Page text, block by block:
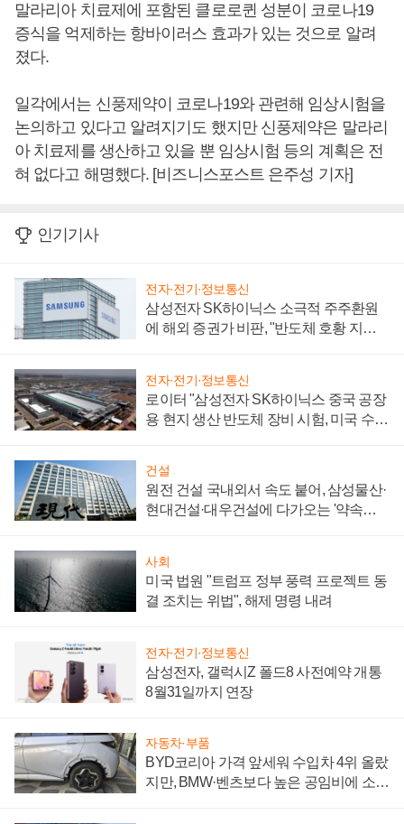
말라리아 치료제에 포함된 클로로퀸 성분이 코로나19
증식을 억제하는 항바이러스 효과가 있는 것으로 알려
졌다.
일각에서는 신풍제약이 코로나19와 관련해 임상시험을
논의하고 있다고 알려지기도 했지만 신풍제약은 말라리
아 치료제를 생산하고 있을 뿐 임상시험 등의 계획은 전
혀 없다고 해명했다. [비즈니스포스트 은주성 기자]
인기기사
전자·전기·정보통신
삼성전자 SK하이닉스 소극적 주주환원
에 해외 증권가 비판, "반도체 호황 지속
전자·전기·정보통신
로이터 "삼성전자 SK하이닉스 중국 공장
용 현지 생산 반도체 장비 시험, 미국 수출
건설
원전 건설 국내외서 속도 붙어, 삼성물산·
현대건설·대우건설에 다가오는 '약속의
사회
미국 법원 "트럼프 정부 풍력 프로젝트 동
결 조치는 위법", 해제 명령 내려
전자·전기·정보통신
삼성전자, 갤럭시Z 폴드8 사전예약 개통
8월31일까지 연장
자동차·부품
BYD코리아 가격 앞세워 수입차 4위 올랐
지만, BMW·벤츠보다 높은 공임비에 소비